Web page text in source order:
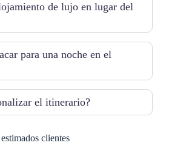
de lujo en lugar del
para una noche en el
el itinerario?
clientes